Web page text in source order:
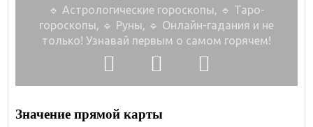
🔹 Астрологические гороскопы, 🔹 Таро-
гороскопы, 🔹 Руны, 🔹 Онлайн-гадания и не
только! Узнавай первым о самом горячем!
Значение прямой карты